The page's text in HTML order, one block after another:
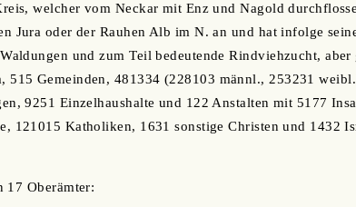
welcher vom Neckar mit Enz und Nagold
Jura oder der Rauhen Alb im N. an und hat infolge
und zum Teil bedeutende Rindviehzucht,
515 Gemeinden, 481334 (228103 männl., 253231
9251 Einzelhaushalte und 122 Anstalten mit 5177
121015 Katholiken, 1631 sonstige Christen und 1432
17 Oberämter: